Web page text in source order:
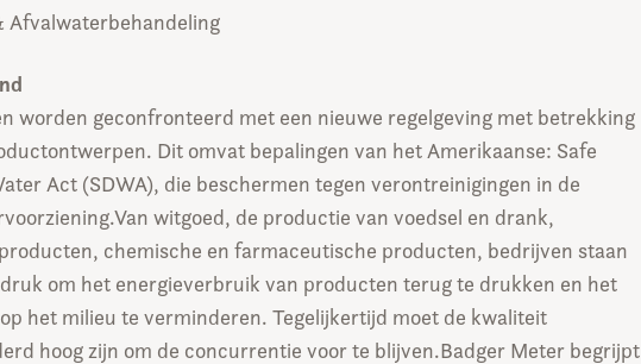
Afvalwaterbehandeling
worden geconfronteerd met een nieuwe regelgeving met betrekking
Dit omvat bepalingen van het Amerikaanse: Safe
Act (SDWA), die beschermen tegen verontreinigingen in de
witgoed, de productie van voedsel en drank,
chemische en farmaceutische producten, bedrijven staan
om het energieverbruik van producten terug te drukken en het
het milieu te verminderen. Tegelijkertijd moet de kwaliteit
hoog zijn om de concurrentie voor te blijven.Badger Meter begrijpt